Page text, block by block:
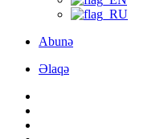
Abunə
Əlaqə